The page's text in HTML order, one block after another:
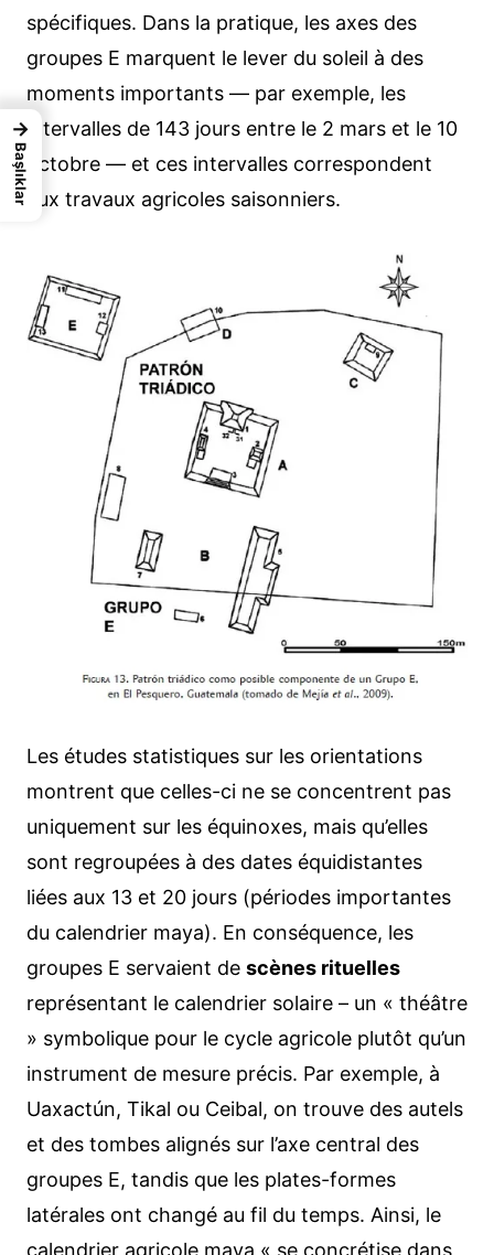
spécifiques. Dans la pratique, les axes des
groupes E marquent le lever du soleil à des
moments importants — par exemple, les
intervalles de 143 jours entre le 2 mars et le 10
octobre — et ces intervalles correspondent
aux travaux agricoles saisonniers.
Les études statistiques sur les orientations
montrent que celles-ci ne se concentrent pas
uniquement sur les équinoxes, mais qu’elles
sont regroupées à des dates équidistantes
liées aux 13 et 20 jours (périodes importantes
du calendrier maya). En conséquence, les
groupes E servaient de scènes rituelles
représentant le calendrier solaire – un « théâtre
» symbolique pour le cycle agricole plutôt qu’un
instrument de mesure précis. Par exemple, à
Uaxactún, Tikal ou Ceibal, on trouve des autels
et des tombes alignés sur l’axe central des
groupes E, tandis que les plates-formes
latérales ont changé au fil du temps. Ainsi, le
calendrier agricole maya « se concrétise dans
→
Başlıklar